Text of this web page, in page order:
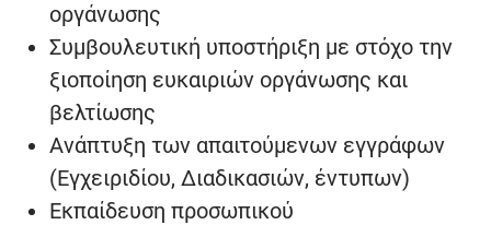
οργάνωσης
Συμβουλευτική υποστήριξη με στόχο την
ξιοποίηση ευκαιριών οργάνωσης και
βελτίωσης
Ανάπτυξη των απαιτούμενων εγγράφων
(Εγχειριδίου, Διαδικασιών, έντυπων)
Εκπαίδευση προσωπικού